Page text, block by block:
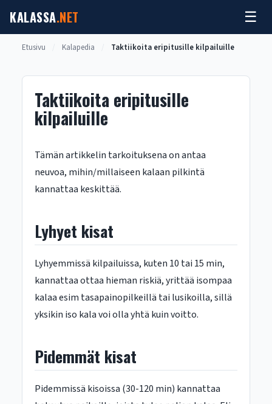
sisältöön
KALASSA.NET ☰
Etusivu Kalapedia Taktiikoita eripitusille kilpailuille
Taktiikoita eripitusille
kilpailuille
Tämän artikkelin tarkoituksena on antaa
neuvoa, mihin/millaiseen kalaan pilkintä
kannattaa keskittää.
Lyhyet kisat
Lyhyemmissä kilpailuissa, kuten 10 tai 15 min,
kannattaa ottaa hieman riskiä, yrittää isompaa
kalaa esim tasapainopilkeillä tai lusikoilla, sillä
yksikin iso kala voi olla yhtä kuin voitto.
Pidemmät kisat
Pidemmissä kisoissa (30-120 min) kannattaa